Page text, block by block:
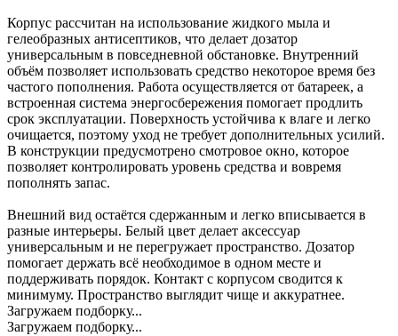
Корпус рассчитан на использование жидкого мыла и
гелеобразных антисептиков, что делает дозатор
универсальным в повседневной обстановке. Внутренний
объём позволяет использовать средство некоторое время без
частого пополнения. Работа осуществляется от батареек, а
встроенная система энергосбережения помогает продлить
срок эксплуатации. Поверхность устойчива к влаге и легко
очищается, поэтому уход не требует дополнительных усилий.
В конструкции предусмотрено смотровое окно, которое
позволяет контролировать уровень средства и вовремя
пополнять запас.
Внешний вид остаётся сдержанным и легко вписывается в
разные интерьеры. Белый цвет делает аксессуар
универсальным и не перегружает пространство. Дозатор
помогает держать всё необходимое в одном месте и
поддерживать порядок. Контакт с корпусом сводится к
минимуму. Пространство выглядит чище и аккуратнее.
Загружаем подборку...
Загружаем подборку...